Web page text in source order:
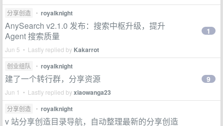
分享创造 • royalknight
AnySearch v2.1.0 发布：搜索中枢升级，提升
Agent 搜索质量
Jun 5 • Lastly replied by Kakarrot
1
创业组队 • royalknight
建了一个转行群，分享资源
Jun 1 • Lastly replied byxiaowanga23
9
分享创造 • royalknight
v 站分享创造目录导航，自动整理最新的分享创造